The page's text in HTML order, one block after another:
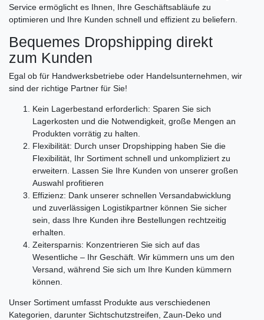
Service ermöglicht es Ihnen, Ihre Geschäftsabläufe zu
optimieren und Ihre Kunden schnell und effizient zu beliefern.
Bequemes Dropshipping direkt
zum Kunden
Egal ob für Handwerksbetriebe oder Handelsunternehmen, wir
sind der richtige Partner für Sie!
Kein Lagerbestand erforderlich: Sparen Sie sich
Lagerkosten und die Notwendigkeit, große Mengen an
Produkten vorrätig zu halten.
Flexibilität: Durch unser Dropshipping haben Sie die
Flexibilität, Ihr Sortiment schnell und unkompliziert zu
erweitern. Lassen Sie Ihre Kunden von unserer großen
Auswahl profitieren
Effizienz: Dank unserer schnellen Versandabwicklung
und zuverlässigen Logistikpartner können Sie sicher
sein, dass Ihre Kunden ihre Bestellungen rechtzeitig
erhalten.
Zeitersparnis: Konzentrieren Sie sich auf das
Wesentliche – Ihr Geschäft. Wir kümmern uns um den
Versand, während Sie sich um Ihre Kunden kümmern
können.
Unser Sortiment umfasst Produkte aus verschiedenen
Kategorien, darunter Sichtschutzstreifen, Zaun-Deko und